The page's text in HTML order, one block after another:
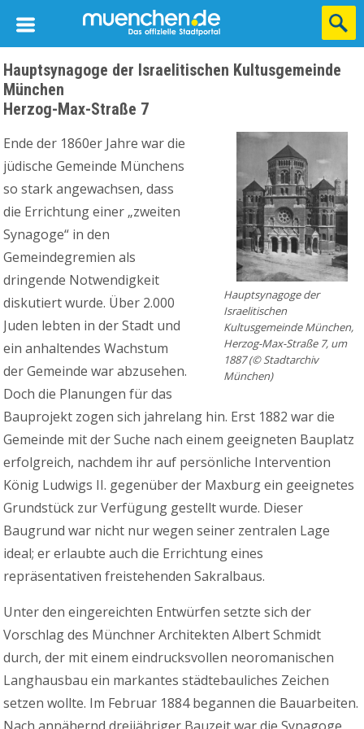
Hauptsynagoge der Israelitischen Kultusgemeinde
München
Herzog-Max-Straße 7
Hauptsynagoge der
Israelitischen
Kultusgemeinde München,
Herzog-Max-Straße 7, um
1887 (© Stadtarchiv
München)
Ende der 1860er Jahre war die
jüdische Gemeinde Münchens
so stark angewachsen, dass
die Errichtung einer „zweiten
Synagoge“ in den
Gemeindegremien als
dringende Notwendigkeit
diskutiert wurde. Über 2.000
Juden lebten in der Stadt und
ein anhaltendes Wachstum
der Gemeinde war abzusehen.
Doch die Planungen für das
Bauprojekt zogen sich jahrelang hin. Erst 1882 war die
Gemeinde mit der Suche nach einem geeigneten Bauplatz
erfolgreich, nachdem ihr auf persönliche Intervention
König Ludwigs II. gegenüber der Maxburg ein geeignetes
Grundstück zur Verfügung gestellt wurde. Dieser
Baugrund war nicht nur wegen seiner zentralen Lage
ideal; er erlaubte auch die Errichtung eines
repräsentativen freistehenden Sakralbaus.
Unter den eingereichten Entwürfen setzte sich der
Vorschlag des Münchner Architekten Albert Schmidt
durch, der mit einem eindrucksvollen neoromanischen
Langhausbau ein markantes städtebauliches Zeichen
setzen wollte. Im Februar 1884 begannen die Bauarbeiten.